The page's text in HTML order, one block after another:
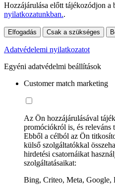
Hozzájárulása előtt tájékozódjon a
nyilatkozatunkban..
Elfogadás Csak a szükséges
Adatvédelemi nyilatkozatot
Egyéni adatvédelmi beállítások
Customer match marketing
Az Ön hozzájárulásával
promóciókról is, és releváns
Ebből a célból az Ön
külső szolgáltatókkal
hirdetési csatornáikat
szolgáltatásaikat:
Bing, Criteo, Meta, Google,